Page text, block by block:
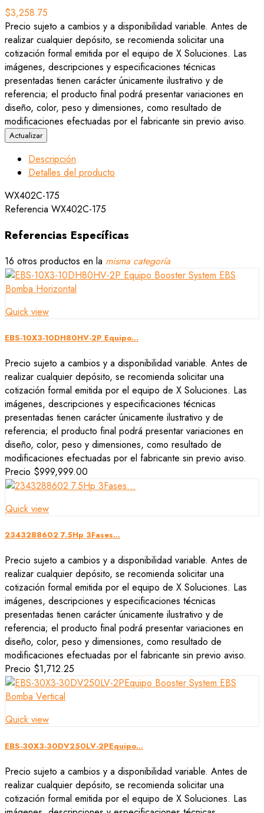
$3,258.75
Precio sujeto a cambios y a disponibilidad variable. Antes de
realizar cualquier depósito, se recomienda solicitar una
cotización formal emitida por el equipo de X Soluciones. Las
imágenes, descripciones y especificaciones técnicas
presentadas tienen carácter únicamente ilustrativo y de
referencia; el producto final podrá presentar variaciones en
diseño, color, peso y dimensiones, como resultado de
modificaciones efectuadas por el fabricante sin previo aviso.
Descripción
Detalles del producto
WX402C-175
Referencia WX402C-175
Referencias Específicas
16 otros productos en la misma categoría
Quick view
EBS-10X3-10DH80HV-2P Equipo...
Precio sujeto a cambios y a disponibilidad variable. Antes de
realizar cualquier depósito, se recomienda solicitar una
cotización formal emitida por el equipo de X Soluciones. Las
imágenes, descripciones y especificaciones técnicas
presentadas tienen carácter únicamente ilustrativo y de
referencia; el producto final podrá presentar variaciones en
diseño, color, peso y dimensiones, como resultado de
modificaciones efectuadas por el fabricante sin previo aviso.
Precio $999,999.00
Quick view
2343288602 7.5Hp 3Fases...
Precio sujeto a cambios y a disponibilidad variable. Antes de
realizar cualquier depósito, se recomienda solicitar una
cotización formal emitida por el equipo de X Soluciones. Las
imágenes, descripciones y especificaciones técnicas
presentadas tienen carácter únicamente ilustrativo y de
referencia; el producto final podrá presentar variaciones en
diseño, color, peso y dimensiones, como resultado de
modificaciones efectuadas por el fabricante sin previo aviso.
Precio $1,712.25
Quick view
EBS-30X3-30DV250LV-2PEquipo...
Precio sujeto a cambios y a disponibilidad variable. Antes de
realizar cualquier depósito, se recomienda solicitar una
cotización formal emitida por el equipo de X Soluciones. Las